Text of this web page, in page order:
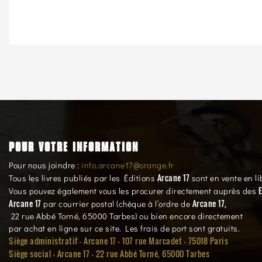
POUR VOTRE INFORMATION
Pour nous joindre : info.arcane17@orange.fr
Tous les livres publiés par les Éditions Arcane 17 sont en vente en
Vous pouvez également vous les procurer directement auprès des
Arcane 17 par courrier postal (chèque à l’ordre de Arcane 17,
22 rue Abbé Torné, 65000 Tarbes) ou bien encore directement
par achat en ligne sur ce site. Les frais de port sont gratuits.
Siège administratif - Arcane 17 - 107 rue Marcadet - 75018 Paris
Siège social -Arcane 17 - 22 rue Abbé Torné, 65000 Tarbes